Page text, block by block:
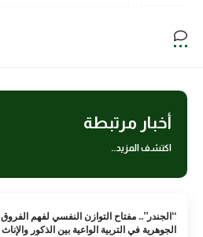
أخبار مرتبطة
اكتشف المزيد..
“الجندر”.. مفتاح التوازن النفسي لفهم الفروق
الجوهرية في التربية الواعية بين الذكور والإناث